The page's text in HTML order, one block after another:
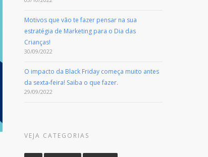
Motivos que vão te fazer pensar na sua
estratégia de Marketing para o Dia das
Crianças!
30/09/2022
O impacto da Black Friday começa muito antes
da sexta-feira! Saiba o que fazer.
29/09/2022
VEJA CATEGORIAS